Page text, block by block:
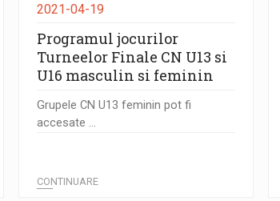
2021-04-19
Programul jocurilor
Turneelor Finale CN U13 si
U16 masculin si feminin
Grupele CN U13 feminin pot fi
accesate ...
CONTINUARE